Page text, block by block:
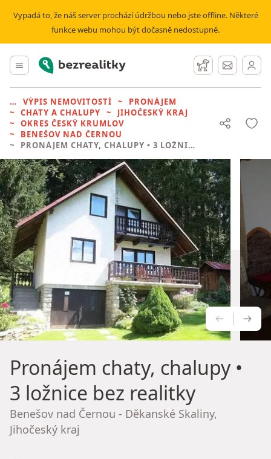
Vypadá to, že náš server prochází údržbou nebo jste offline. Některé
funkce webu mohou být dočasně nedostupné.
Hlavní menu
Bezrealitky Hlídací pes
Zprávy
VÝPIS NEMOVITOSTÍ
PRONÁJEM
CHATY A CHALUPY
JIHOČESKÝ KRAJ
OKRES ČESKÝ KRUMLOV
BENEŠOV NAD ČERNOU
PRONÁJEM CHATY, CHALUPY • 3 LOŽNICE BEZ REALITKY
Pronájem chaty, chalupy•
3 ložnice bez realitky
Benešov nad Černou - Děkanské Skaliny,
Jihočeský kraj